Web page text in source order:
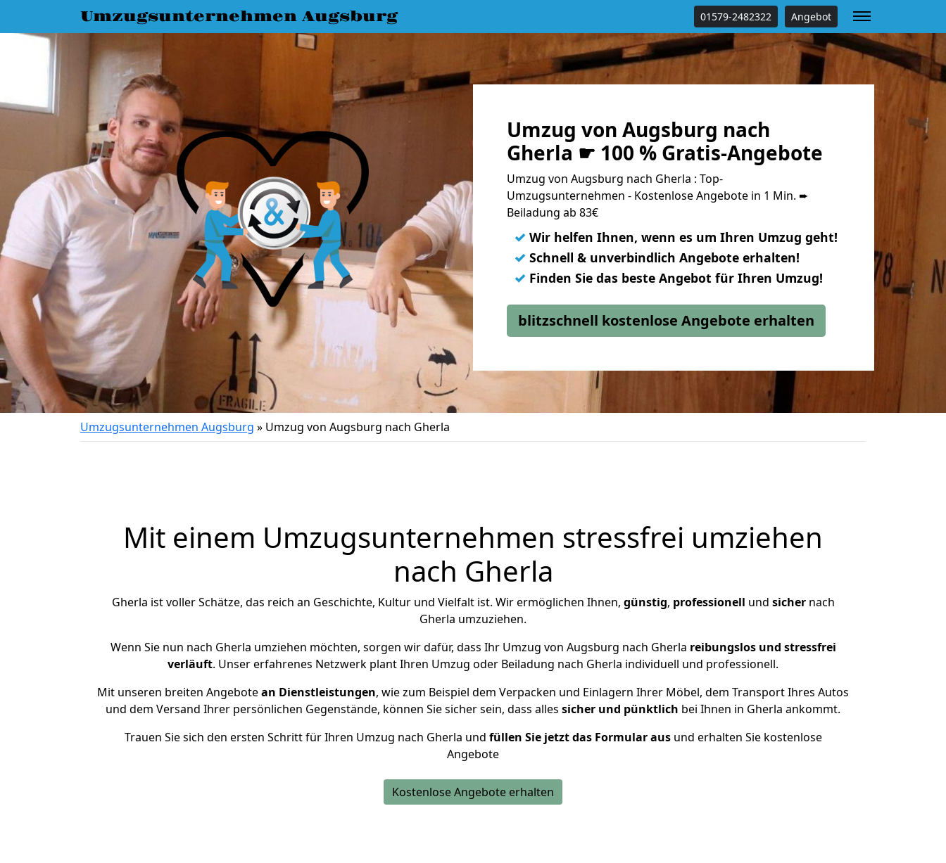
Umzugsunternehmen Augsburg 01579-2482322 Angebot
Umzug von Augsburg nach
Gherla ☛ 100 % Gratis-Angebote
Umzug von Augsburg nach Gherla : Top-
Umzugsunternehmen - Kostenlose Angebote in 1 Min. ➨
Beiladung ab 83€
✓ Wir helfen Ihnen, wenn es um Ihren Umzug geht!
✓ Schnell & unverbindlich Angebote erhalten!
✓ Finden Sie das beste Angebot für Ihren Umzug!
blitzschnell kostenlose Angebote erhalten
Umzugsunternehmen Augsburg » Umzug von Augsburg nach Gherla
Mit einem Umzugsunternehmen stressfrei umziehen
nach Gherla
Gherla ist voller Schätze, das reich an Geschichte, Kultur und Vielfalt ist. Wir ermöglichen Ihnen, günstig, professionell und sichernach
Gherla umzuziehen.
Wenn Sie nun nach Gherla umziehen möchten, sorgen wir dafür, dass Ihr Umzug von Augsburg nach Gherla reibungslos und stressfrei
verläuft. Unser erfahrenes Netzwerk plant Ihren Umzug oder Beiladung nach Gherla individuell und professionell.
Mit unseren breiten Angebotean Dienstleistungen, wie zum Beispiel dem Verpacken und Einlagern Ihrer Möbel, dem Transport Ihres Autos
und dem Versand Ihrer persönlichen Gegenstände, können Sie sicher sein, dass alles sicher und pünktlich bei Ihnen in Gherla ankommt.
Trauen Sie sich den ersten Schritt für Ihren Umzug nach Gherla und füllen Sie jetzt das Formular ausund erhalten Sie kostenlose
Angebote
Kostenlose Angebote erhalten